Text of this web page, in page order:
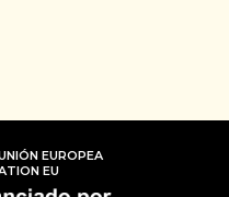
EUROPEA
EU